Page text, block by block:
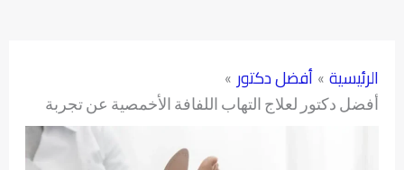
الرئيسية أفضل دكتور
أفضل دكتور لعلاج التهاب اللفافة الأخمصية عن تجربة